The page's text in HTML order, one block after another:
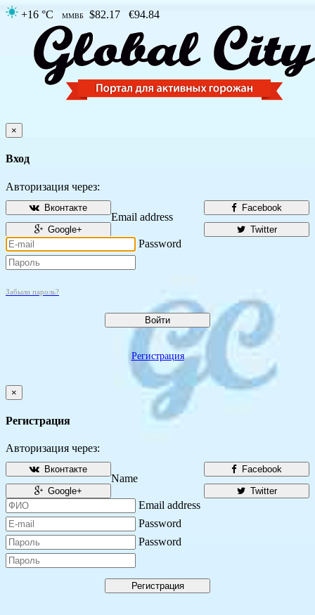
+16 °C ММВБ $82.17 €94.84
×
Вход
Авторизация через:
Facebook
Вконтакте
Twitter
Google+
Email address
Password
Забыли пароль?
Войти
Регистрация
×
Регистрация
Авторизация через:
Facebook
Вконтакте
Twitter
Google+
Name
Email address
Password
Password
Регистрация